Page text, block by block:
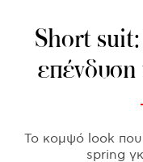
Short suit:
Το κομψό look που
spring